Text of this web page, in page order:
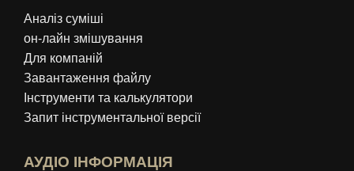
Аналіз суміші
он-лайн змішування
Для компаній
Завантаження файлу
Інструменти та калькулятори
Запит інструментальної версії
АУДІО ІНФОРМАЦІЯ